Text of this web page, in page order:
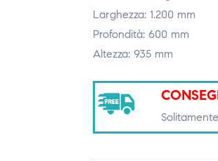
Larghezza: 1.200 mm
Profondità: 600 mm
Altezza: 935 mm